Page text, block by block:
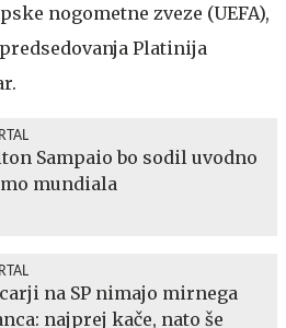
nogometne zveze (UEFA),
Platinija
Sampaio bo sodil uvodno
mundiala
na SP nimajo mirnega
najprej kače, nato še